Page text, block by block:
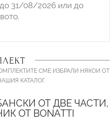
31/08/2026 или до
СМЕ ИЗБРАЛИ НЯКОИ ОТ
КАТАЛОГ.
ОТ ДВЕ ЧАСТИ,
ОТ BONATTI